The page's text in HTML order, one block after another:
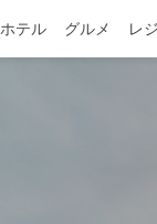
ホテル グルメ レ